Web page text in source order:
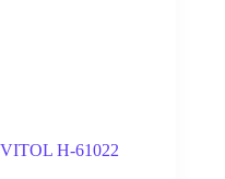
VITOL Н-61022